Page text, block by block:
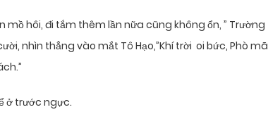
hôi, đi tắm thêm lần nữa cũng không ổn, ” Trường
nhìn thẳng vào mắt Tô Hạo,”Khí trời oi bức, Phò mã
ở trước ngực.